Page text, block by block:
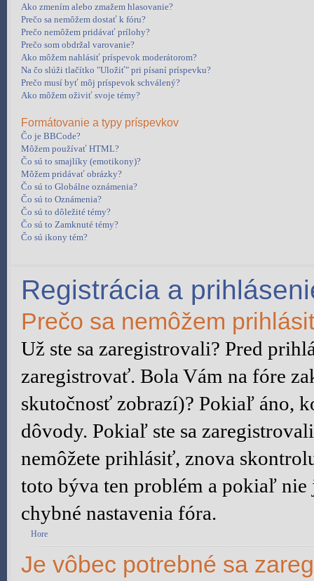
Ako zmením alebo zmažem hlasovanie?
Prečo sa nemôžem dostať k fóru?
Prečo nemôžem pridávať prílohy?
Prečo som obdržal varovanie?
Ako môžem nahlásiť príspevok moderátorom?
Na čo slúži tlačítko "Uložiť" pri písaní príspevku?
Prečo musí byť môj príspevok schválený?
Ako môžem oživiť svoje témy?
Formátovanie a typy príspevkov
Čo je BBCode?
Môžem používať HTML?
Čo sú to smajlíky (emotikony)?
Môžem pridávať obrázky?
Čo sú to Globálne oznámenia?
Čo sú to Oznámenia?
Čo sú to dôležité témy?
Čo sú to Zamknuté témy?
Čo sú ikony tém?
Registrácia a
Prečo sa nemôžem
Už ste sa zaregistrovali? Pred
zaregistrovať. Bola Vám na fóre
skutočnosť zobrazí)? Pokiaľ áno,
dôvody. Pokiaľ ste sa
nemôžete prihlásiť, znova
toto býva ten problém a pokiaľ
chybné nastavenia fóra.
Hore
Je vôbec potrebné sa